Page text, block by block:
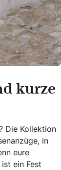
kurze
Die Kollektion
in
eure
ein Fest